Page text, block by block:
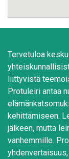
Tervetuloa
liittyvistä
Protuleiri antaa
kehittämiseen.
jälkeen, mutta
vanhemmille.